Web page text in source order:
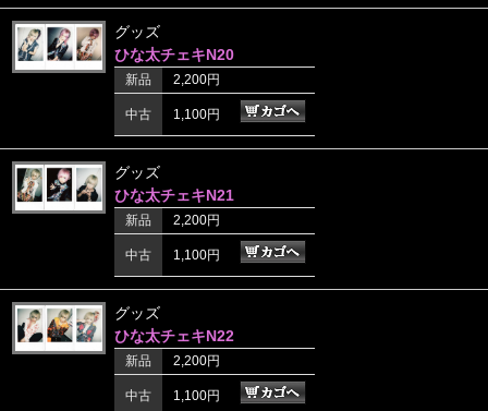
グッズ
ひな太チェキN20
新品 2,200円
中古 1,100円
グッズ
ひな太チェキN21
新品 2,200円
中古 1,100円
グッズ
ひな太チェキN22
新品 2,200円
中古 1,100円